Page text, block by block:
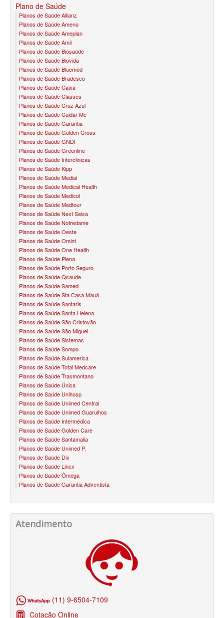
TRASMONTANO PLANO DE SAÚDE INFANTIL
ÚNICA PLANO DE SAÚDE INFANTIL
UNIHOSP PLANO DE SAÚDE INFANTIL
PLANO DE SAÚDE SÊNIOR
AMEPLAN PLANO DE SAÚDE SÊNIOR
BIO SAÚDE PLANO DE SAÚDE SÊNIOR
BIOVIDA PLANO DE SAÚDE SÊNIOR
BLUE MED PLANO DE SAÚDE SÊNIOR
CUIDAR ME PLANO DE SAÚDE SÊNIOR
GNDI PLANO DE SAÚDE SÊNIOR
GARANTIA GS PLANO DE SAÚDE SÊNIOR
GREENLINE PLANO DE SAÚDE SÊNIOR
KIPP PLANO DE SAÚDE SÊNIOR
MEDSENIORPLANO DE SAÚDE SÊNIOR
QSAÚDE PLANO DE SAÚDE SÊNIOR
TRANSMONTANO PLANO DE SAÚDE SÊNIOR
ÚNICA PLANO DE SAÚDE SÊNIOR
UNIHOSP PLANO DE SAÚDE SÊNIOR
OPERADORAS
PLANO DE SAÚDE ALLIANZ
PLANO DE SAÚDE AMEPLAN
PLANO DE SAÚDE AMIL
PLANO DE SAÚDE BIOVIDA
PLANO DE SAÚDE BLUEMED
PLANO DE SAÚDE BRADESCO
PLANO DE SAÚDE CAIXA
Plano de Saúde
Planos de Saúde Allianz
Planos de Saúde Ameno
Planos de Saúde Ameplan
Planos de Saúde Amil
Planos de Saúde Biosaúde
Planos de Saúde Biovida
Planos de Saúde Bluemed
Planos de Saúde Bradesco
Planos de Saúde Caixa
Planos de Saúde Classes
Planos de Saúde Cruz Azul
Planos de Saúde Cuidar Me
Planos de Saúde Garantia
Planos de Saúde Golden Cross
Planos de Saúde GNDI
Planos de Saúde Greenline
Planos de Saúde Interclinicas
Planos de Saúde Kipp
Planos de Saúde Medial
Planos de Saúde Medical Health
Planos de Saúde Medicol
Planos de Saúde Medtour
Planos de Saúde Next Seisa
Planos de Saúde Notredame
Planos de Saúde Oeste
Planos de Saúde Omint
Planos de Saúde One Health
Planos de Saúde Plena
Planos de Saúde Porto Seguro
Planos de Saúde Qsaude
Planos de Saúde Samed
Planos de Saúde Sta Casa Mauá
Planos de Saúde Santaris
Planos de Saúde Santa Helena
Planos de Saúde São Cristovão
Planos de Saúde São Miguel
Planos de Saúde Sistemas
Planos de Saúde Sompo
Planos de Saúde Sulamerica
Planos de Saúde Total Medcare
Planos de Saúde Trasmontano
Planos de Saúde Única
Planos de Saúde Unihosp
Planos de Saúde Unimed Central
Planos de Saúde Unimed Guarulhos
Planos de Saúde Intermédica
Planos de Saúde Golden Care
Planos de Saúde Santamalia
Planos de Saúde Unimed P.
Planos de Saúde Dix
Planos de Saúde Lincx
Planos de Saúde Ômega
Planos de Saúde Garantia Adventista
Atendimento
(11) 9-6504-7109
Cotação Online